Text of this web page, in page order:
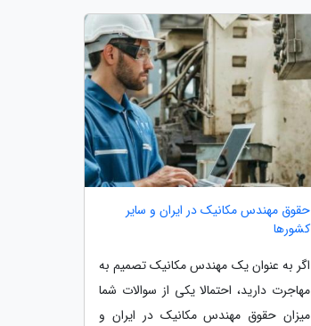
حقوق مهندس مکانیک در ایران و سایر
کشورها
اگر به عنوان یک مهندس مکانیک تصمیم به
مهاجرت دارید، احتمالا یکی از سوالات شما
میزان حقوق مهندس مکانیک در ایران و